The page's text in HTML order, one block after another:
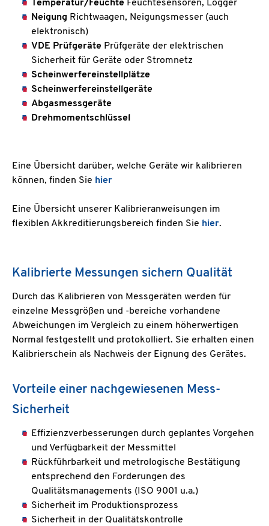
Temperatur/Feuchte Feuchtesensoren, Logger
Neigung Richtwaagen, Neigungsmesser (auch
elektronisch)
VDE Prüfgeräte Prüfgeräte der elektrischen
Sicherheit für Geräte oder Stromnetz
Scheinwerfereinstellplätze
Scheinwerfereinstellgeräte
Abgasmessgeräte
Drehmomentschlüssel
Eine Übersicht darüber, welche Geräte wir kalibrieren
können, finden Sie hier
Eine Übersicht unserer Kalibrieranweisungen im
flexiblen Akkreditierungsbereich finden Sie hier.
Kalibrierte Messungen sichern Qualität
Durch das Kalibrieren von Messgeräten werden für
einzelne Messgrößen und -bereiche vorhandene
Abweichungen im Vergleich zu einem höherwertigen
Normal festgestellt und protokolliert. Sie erhalten einen
Kalibrierschein als Nachweis der Eignung des Gerätes.
Vorteile einer nachgewiesenen Mess-
Sicherheit
Effizienzverbesserungen durch geplantes Vorgehen
und Verfügbarkeit der Messmittel
Rückführbarkeit und metrologische Bestätigung
entsprechend den Forderungen des
Qualitätsmanagements (ISO 9001 u.a.)
Sicherheit im Produktionsprozess
Sicherheit in der Qualitätskontrolle